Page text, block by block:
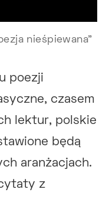
nieśpiewana"
poezji
czasem
lektur, polskie
będą
aranżacjach.
z